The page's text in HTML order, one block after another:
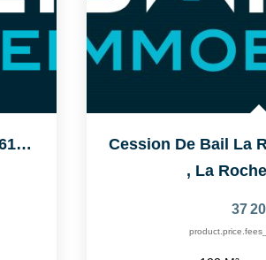
Cession De Bail La Roche Sur Yon 61 M2
, La
37